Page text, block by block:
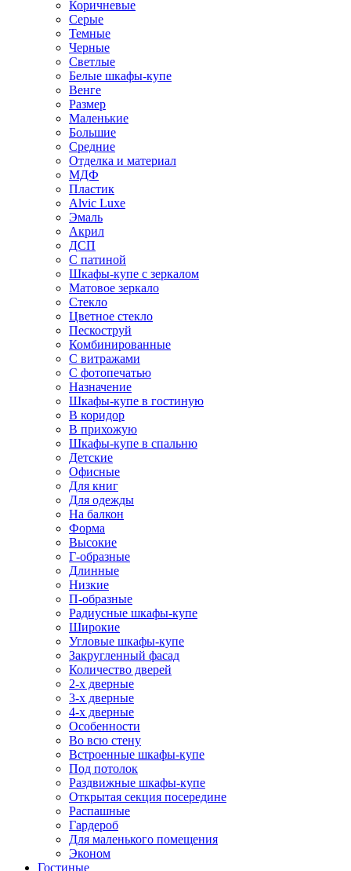
Коричневые
Серые
Темные
Черные
Светлые
Белые шкафы-купе
Венге
Размер
Маленькие
Большие
Средние
Отделка и материал
МДФ
Пластик
Alvic Luxe
Эмаль
Акрил
ДСП
С патиной
Шкафы-купе с зеркалом
Матовое зеркало
Стекло
Цветное стекло
Пескоструй
Комбинированные
С витражами
С фотопечатью
Назначение
Шкафы-купе в гостиную
В коридор
В прихожую
Шкафы-купе в спальню
Детские
Офисные
Для книг
Для одежды
На балкон
Форма
Высокие
Г-образные
Длинные
Низкие
П-образные
Радиусные шкафы-купе
Широкие
Угловые шкафы-купе
Закругленный фасад
Количество дверей
2-х дверные
3-х дверные
4-х дверные
Особенности
Во всю стену
Встроенные шкафы-купе
Под потолок
Раздвижные шкафы-купе
Открытая секция посередине
Распашные
Гардероб
Для маленького помещения
Эконом
Гостиные